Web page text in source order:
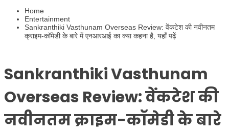
Home
Entertainment
Sankranthiki Vasthunam Overseas Review: वेंकटेश की नवीनतम
क्राइम-कॉमेडी के बारे में एनआरआई का क्या कहना है, यहाँ पढ़ें
Sankranthiki Vasthunam
Overseas Review: वेंकटेश की
नवीनतम क्राइम-कॉमेडी के बारे